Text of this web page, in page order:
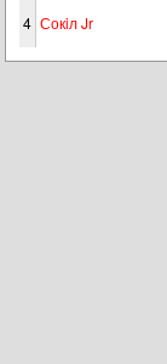
4 Сокiл Jr